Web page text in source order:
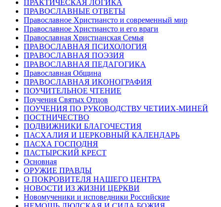
ПРАКТИЧЕСКАЯ ЛОГИКА
ПРАВОСЛАВНЫЕ ОТВЕТЫ
Православное Христиансто и современный мир
Православное Христиансто и его враги
Православная Христианская Семья
ПРАВОСЛАВНАЯ ПСИХОЛОГИЯ
ПРАВОСЛАВНАЯ ПОЭЗИЯ
ПРАВОСЛАВНАЯ ПЕДАГОГИКА
Православная Община
ПРАВОСЛАВНАЯ ИКОНОГРАФИЯ
ПОУЧИТЕЛЬНОЕ ЧТЕНИЕ
Поучения Святых Отцов
ПОУЧЕНИЯ ПО РУКОВОДСТВУ ЧЕТИИХ-МИНЕЙ
ПОСТНИЧЕСТВО
ПОДВИЖНИКИ БЛАГОЧЕСТИЯ
ПАСХАЛИЯ И ЦЕРКОВНЫЙ КАЛЕНДАРЬ
ПАСХА ГОСПОДНЯ
ПАСТЫРСКИЙ КРЕСТ
Основная
ОРУЖИЕ ПРАВДЫ
О ПОКРОВИТЕЛЯ НАШЕГО ЦЕНТРА
НОВОСТИ ИЗ ЖИЗНИ ЦЕРКВИ
Новомученики и исповедники Российские